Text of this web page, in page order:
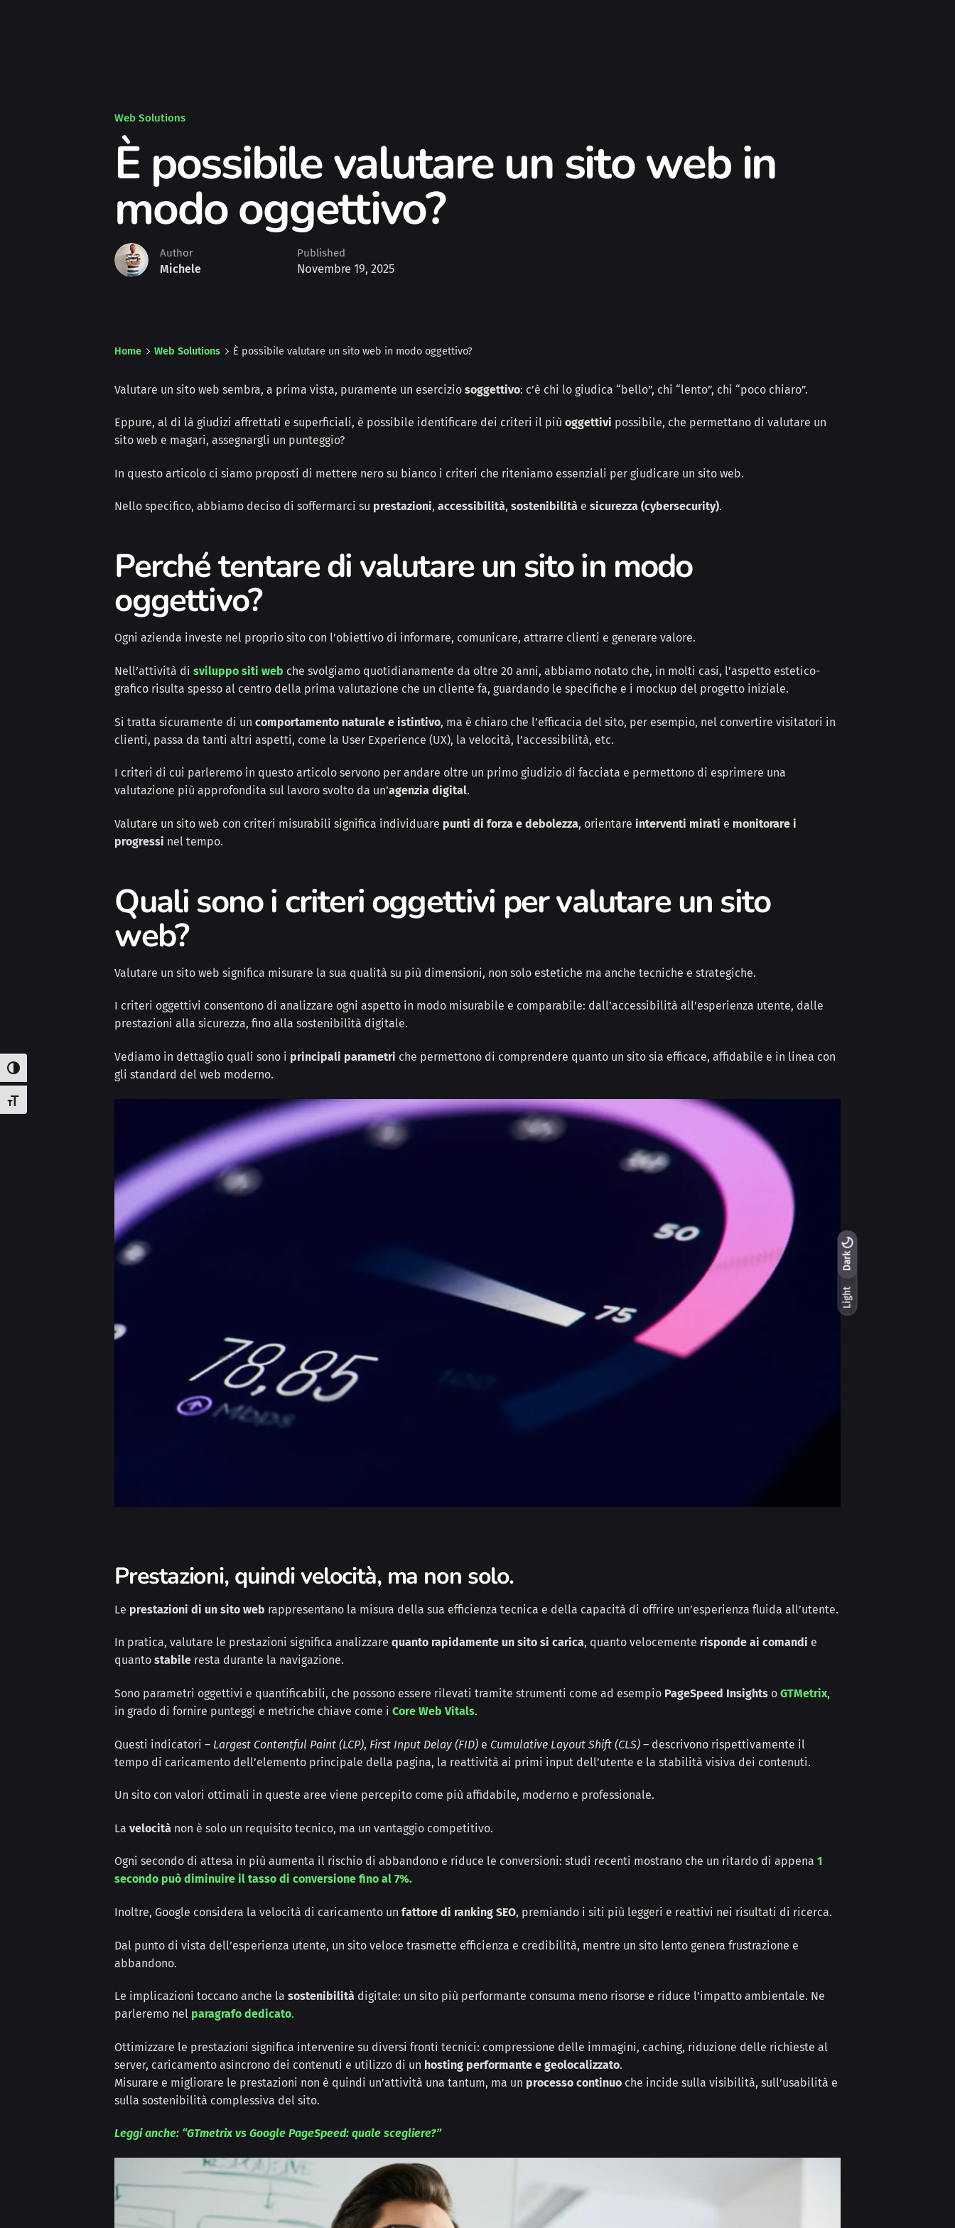
Attiva/disattiva alto contrasto
Attiva/disattiva dimensione testo
Light
Dark
Light
Dark
Web Solutions
È possibile valutare un sito web in
modo oggettivo?
Author
Michele
Published
Novembre 19, 2025
Home Web Solutions È possibile valutare un sito web in modo oggettivo?
Valutare un sito web sembra, a prima vista, puramente un eserciziosoggettivo: c’è chi lo giudica “bello”, chi “lento”, chi “poco chiaro”.
Eppure, al di là giudizi affrettati e superficiali, è possibile identificare dei criteri il piùoggettivi possibile, che permettano di valutare un
sito web e magari, assegnargli un punteggio?
In questo articolo ci siamo proposti di mettere nero su bianco i criteri che riteniamo essenziali per giudicare un sito web.
Nello specifico, abbiamo deciso di soffermarci su prestazioni,accessibilità,sostenibilità esicurezza (cybersecurity).
Perché tentare di valutare un sito in modo
oggettivo?
Ogni azienda investe nel proprio sito con l’obiettivo di informare, comunicare, attrarre clienti e generare valore.
Nell’attività disviluppo siti web che svolgiamo quotidianamente da oltre 20 anni, abbiamo notato che, in molti casi, l’aspetto estetico-
grafico risulta spesso al centro della prima valutazione che un cliente fa, guardando le specifiche e i mockup del progetto iniziale.
Si tratta sicuramente di uncomportamento naturale e istintivo, ma è chiaro che l’efficacia del sito, per esempio, nel convertire visitatori in
clienti, passa da tanti altri aspetti, come la User Experience (UX), la velocità, l’accessibilità, etc.
I criteri di cui parleremo in questo articolo servono per andare oltre un primo giudizio di facciata e permettono di esprimere una
valutazione più approfondita sul lavoro svolto da un’agenzia digital.
Valutare un sito web con criteri misurabili significa individuare punti di forza e debolezza, orientareinterventi mirati e monitorare i
progressi nel tempo.
Quali sono i criteri oggettivi per valutare un sito
web?
Valutare un sito web significa misurare la sua qualità su più dimensioni, non solo estetiche ma anche tecniche e strategiche.
I criteri oggettivi consentono di analizzare ogni aspetto in modo misurabile e comparabile: dall’accessibilità all’esperienza utente, dalle
prestazioni alla sicurezza, fino alla sostenibilità digitale.
Vediamo in dettaglio quali sono i principali parametri che permettono di comprendere quanto un sito sia efficace, affidabile e in linea con
gli standard del web moderno.
Prestazioni, quindi velocità, ma non solo.
Le prestazioni di un sito web rappresentano la misura della sua efficienza tecnica e della capacità di offrire un’esperienza fluida all’utente.
In pratica, valutare le prestazioni significa analizzarequanto rapidamente un sito si carica, quanto velocemente risponde ai comandi e
quantostabile resta durante la navigazione.
Sono parametri oggettivi e quantificabili, che possono essere rilevati tramite strumenti come ad esempio PageSpeed Insights oGTMetrix,
in grado di fornire punteggi e metriche chiave come iCore Web Vitals.
Questi indicatori – Largest Contentful Paint (LCP), First Input Delay (FID) e Cumulative Layout Shift (CLS) – descrivono rispettivamente il
tempo di caricamento dell’elemento principale della pagina, la reattività ai primi input dell’utente e la stabilità visiva dei contenuti.
Un sito con valori ottimali in queste aree viene percepito come più affidabile, moderno e professionale.
Lavelocità non è solo un requisito tecnico, ma un vantaggio competitivo.
Ogni secondo di attesa in più aumenta il rischio di abbandono e riduce le conversioni: studi recenti mostrano che un ritardo di appena1
secondo può diminuire il tasso di conversione fino al 7%.
Inoltre, Google considera la velocità di caricamento unfattore di ranking SEO, premiando i siti più leggeri e reattivi nei risultati di ricerca.
Dal punto di vista dell’esperienza utente, un sito veloce trasmette efficienza e credibilità, mentre un sito lento genera frustrazione e
abbandono.
Le implicazioni toccano anche lasostenibilità digitale: un sito più performante consuma meno risorse e riduce l’impatto ambientale. Ne
parleremo nel paragrafo dedicato.
Ottimizzare le prestazioni significa intervenire su diversi fronti tecnici: compressione delle immagini, caching, riduzione delle richieste al
server, caricamento asincrono dei contenuti e utilizzo di un hosting performante e geolocalizzato.
Misurare e migliorare le prestazioni non è quindi un’attività una tantum, ma un processo continuo che incide sulla visibilità, sull’usabilità e
sulla sostenibilità complessiva del sito.
Leggi anche: “GTmetrix vs Google PageSpeed: quale scegliere?”